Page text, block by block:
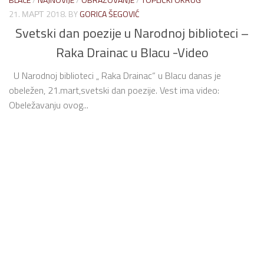
21. МАРТ 2018. BYGORICA ŠEGOVIĆ
Svetski dan poezije u Narodnoj biblioteci –
Raka Drainac u Blacu -Video
U Narodnoj biblioteci „ Raka Drainac“ u Blacu danas je
obeležen, 21.mart,svetski dan poezije. Vest ima video:
Obeležavanju ovog...